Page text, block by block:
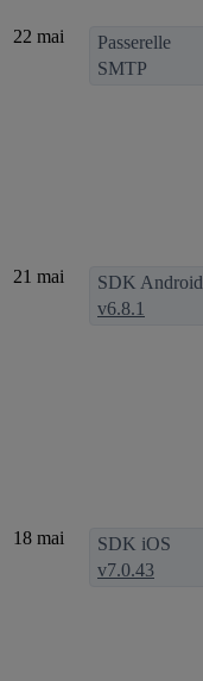
22 mai
Passerelle
SMTP
21 mai
SDK Android
v6.8.1
18 mai
SDK iOS
v7.0.43